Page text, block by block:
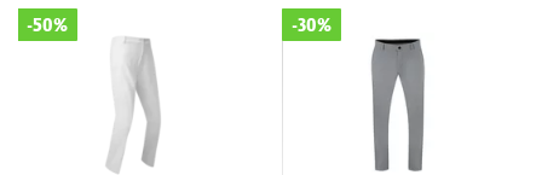
-50% -30%